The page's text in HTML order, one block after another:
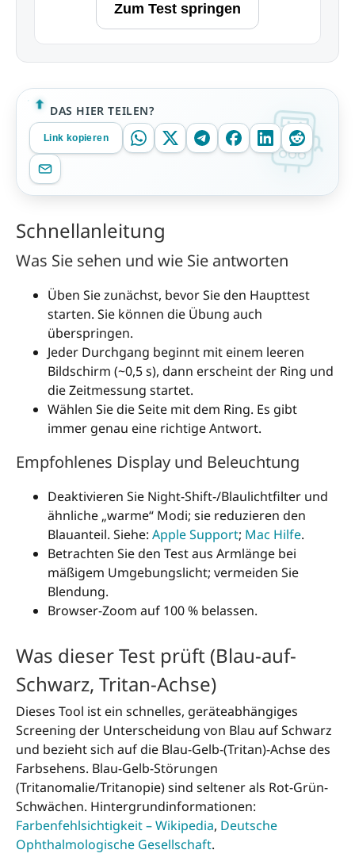
Zum Test springen
DAS HIER TEILEN?
Link kopieren
Schnellanleitung
Was Sie sehen und wie Sie antworten
Üben Sie zunächst, bevor Sie den Haupttest
starten. Sie können die Übung auch
überspringen.
Jeder Durchgang beginnt mit einem leeren
Bildschirm (~0,5 s), dann erscheint der Ring und
die Zeitmessung startet.
Wählen Sie die Seite mit dem Ring. Es gibt
immer genau eine richtige Antwort.
Empfohlenes Display und Beleuchtung
Deaktivieren Sie Night-Shift-/Blaulichtfilter und
ähnliche „warme“ Modi; sie reduzieren den
Blauanteil. Siehe: Apple Support; Mac Hilfe.
Betrachten Sie den Test aus Armlänge bei
mäßigem Umgebungslicht; vermeiden Sie
Blendung.
Browser-Zoom auf 100 % belassen.
Was dieser Test prüft (Blau-auf-
Schwarz, Tritan-Achse)
Dieses Tool ist ein schnelles, geräteabhängiges
Screening der Unterscheidung von Blau auf Schwarz
und bezieht sich auf die Blau-Gelb-(Tritan)-Achse des
Farbsehens. Blau-Gelb-Störungen
(Tritanomalie/Tritanopie) sind seltener als Rot-Grün-
Schwächen. Hintergrundinformationen:
Farbenfehlsichtigkeit – Wikipedia, Deutsche
Ophthalmologische Gesellschaft.